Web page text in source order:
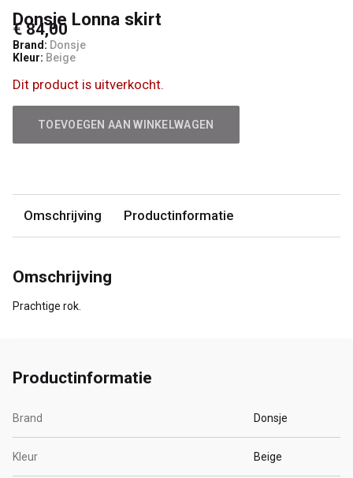
Donsje Lonna skirt
€ 84,00
Brand: Donsje
Kleur: Beige
Dit product is uitverkocht.
TOEVOEGEN AAN WINKELWAGEN
Omschrijving Productinformatie
Omschrijving
Prachtige rok.
Productinformatie
Brand Donsje
Kleur Beige